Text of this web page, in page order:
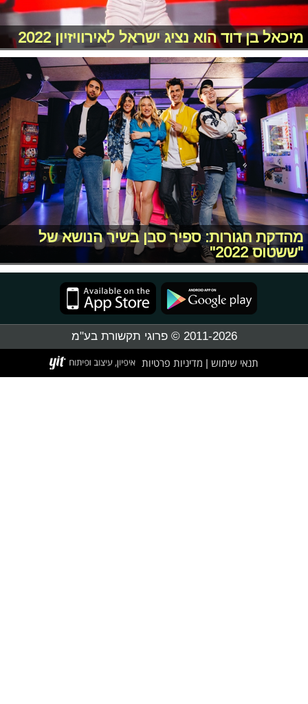
מיכאל בן דוד הוא נציג ישראל לאירוויזיון 2022
מהדקת חגורות: ספיר סבן בשיר הנושא של
"ששטוס 2022"
2011-2026 © פרוגי תקשורת בע"מ
תנאי שימוש מדיניות פרטיות